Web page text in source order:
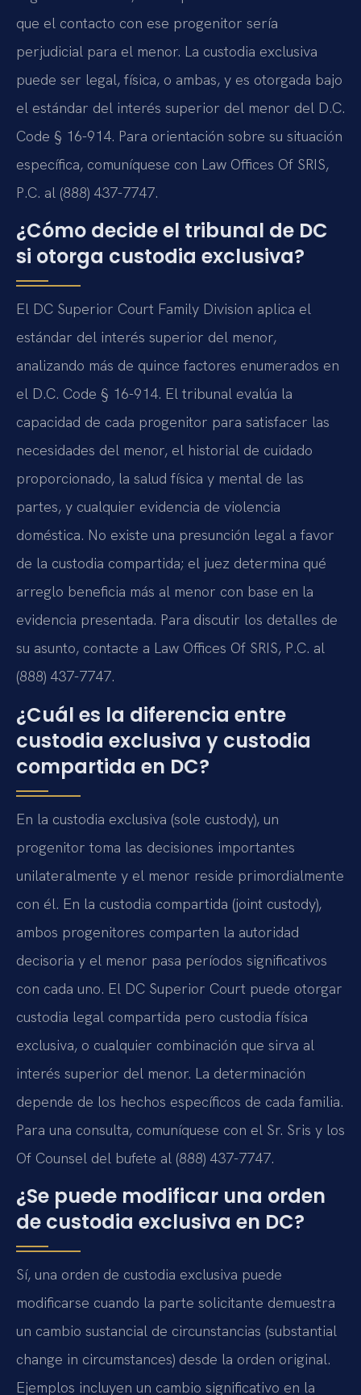
que el contacto con ese progenitor sería
perjudicial para el menor. La custodia exclusiva
puede ser legal, física, o ambas, y es otorgada bajo
el estándar del interés superior del menor del D.C.
Code § 16-914. Para orientación sobre su situación
específica, comuníquese con Law Offices Of SRIS,
P.C. al (888) 437-7747.
¿Cómo decide el tribunal de DC
si otorga custodia exclusiva?
El DC Superior Court Family Division aplica el
estándar del interés superior del menor,
analizando más de quince factores enumerados en
el D.C. Code § 16-914. El tribunal evalúa la
capacidad de cada progenitor para satisfacer las
necesidades del menor, el historial de cuidado
proporcionado, la salud física y mental de las
partes, y cualquier evidencia de violencia
doméstica. No existe una presunción legal a favor
de la custodia compartida; el juez determina qué
arreglo beneficia más al menor con base en la
evidencia presentada. Para discutir los detalles de
su asunto, contacte a Law Offices Of SRIS, P.C. al
(888) 437-7747.
¿Cuál es la diferencia entre
custodia exclusiva y custodia
compartida en DC?
En la custodia exclusiva (sole custody), un
progenitor toma las decisiones importantes
unilateralmente y el menor reside primordialmente
con él. En la custodia compartida (joint custody),
ambos progenitores comparten la autoridad
decisoria y el menor pasa períodos significativos
con cada uno. El DC Superior Court puede otorgar
custodia legal compartida pero custodia física
exclusiva, o cualquier combinación que sirva al
interés superior del menor. La determinación
depende de los hechos específicos de cada familia.
Para una consulta, comuníquese con el Sr. Sris y los
Of Counsel del bufete al (888) 437-7747.
¿Se puede modificar una orden
de custodia exclusiva en DC?
Sí, una orden de custodia exclusiva puede
modificarse cuando la parte solicitante demuestra
un cambio sustancial de circunstancias (substantial
change in circumstances) desde la orden original.
Ejemplos incluyen un cambio significativo en la